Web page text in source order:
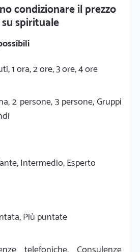
condizionare il prezzo
spirituale
1 ora, 2 ore, 3 ore, 4 ore
2 persone, 3 persone, Gruppi
Intermedio, Esperto
Più puntate